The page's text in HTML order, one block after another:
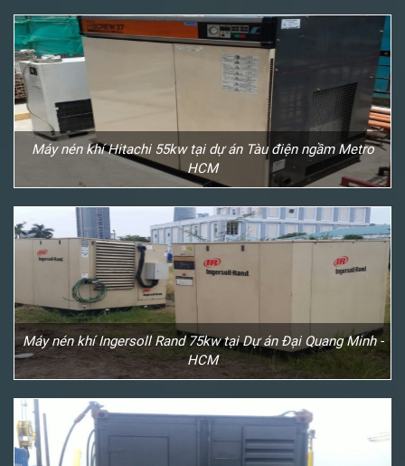
Máy nén khí Hitachi 55kw tại dự án Tàu điện ngầm Metro
HCM
Máy nén khí Ingersoll Rand 75kw tại Dự án Đại Quang Minh -
HCM